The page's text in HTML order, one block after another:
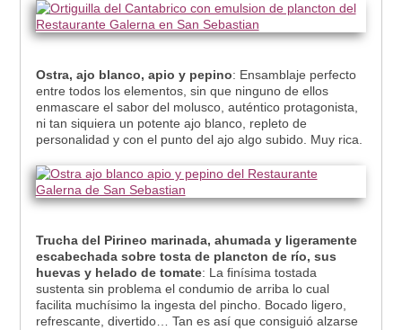
Ostra, ajo blanco, apio y pepino: Ensamblaje perfecto
entre todos los elementos, sin que ninguno de ellos
enmascare el sabor del molusco, auténtico protagonista,
ni tan siquiera un potente ajo blanco, repleto de
personalidad y con el punto del ajo algo subido. Muy rica.
Trucha del Pirineo marinada, ahumada y ligeramente
escabechada sobre tosta de plancton de río, sus
huevas y helado de tomate: La finísima tostada
sustenta sin problema el condumio de arriba lo cual
facilita muchísimo la ingesta del pincho. Bocado ligero,
refrescante, divertido… Tan es así que consiguió alzarse